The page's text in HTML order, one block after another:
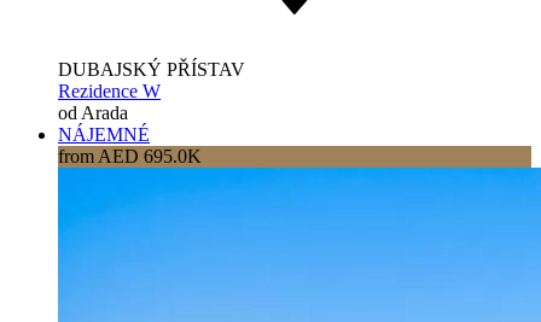
DUBAJSKÝ PŘÍSTAV
Rezidence W
od Arada
NÁJEMNÉ
from AED 695.0K